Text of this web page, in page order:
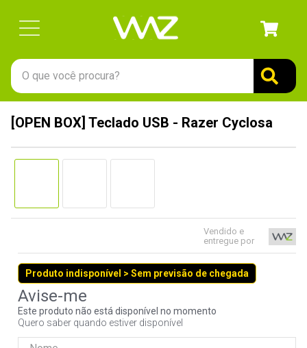
O que você procura?
[OPEN BOX] Teclado USB - Razer Cyclosa
Vendido e
entregue por
Produto indisponível > Sem previsão de chegada
Este produto não está disponível no momento
Quero saber quando estiver disponível
1º
gabinete
6º
jonsbo
7º
mouse
9 º
fractal